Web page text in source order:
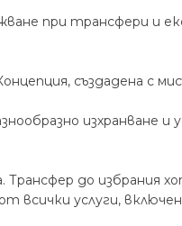
при трансфери и
създадена с
изхранване и
до избрания
услуги,